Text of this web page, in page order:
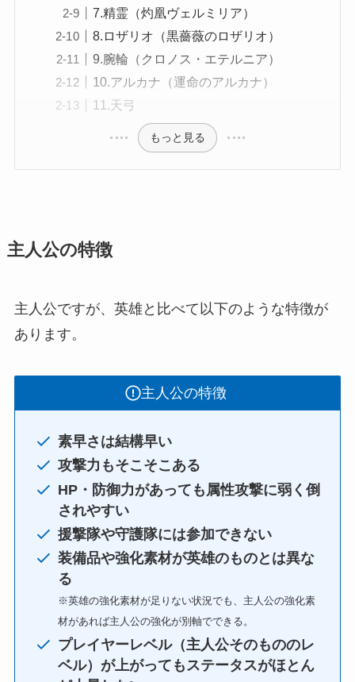
7.精霊（灼凰ヴェルミリア）
8.ロザリオ（黒薔薇のロザリオ）
9.腕輪（クロノス・エテルニア）
10.アルカナ（運命のアルカナ）
11.天弓
もっと見る
主人公の特徴
主人公ですが、英雄と比べて以下のような特徴が
あります。
主人公の特徴
素早さは結構早い
攻撃力もそこそこある
HP・防御力があっても属性攻撃に弱く倒
されやすい
援撃隊や守護隊には参加できない
装備品や強化素材が英雄のものとは異な
る
※英雄の強化素材が足りない状況でも、主人公の強化素
材があれば主人公の強化が別軸でできる。
プレイヤーレベル（主人公そのもののレ
ベル）が上がってもステータスがほとん